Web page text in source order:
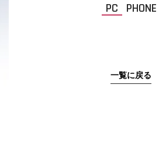
PC PHONE
一覧に戻る